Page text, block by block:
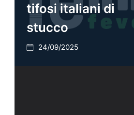
tifosi italiani di
stucco
24/09/2025